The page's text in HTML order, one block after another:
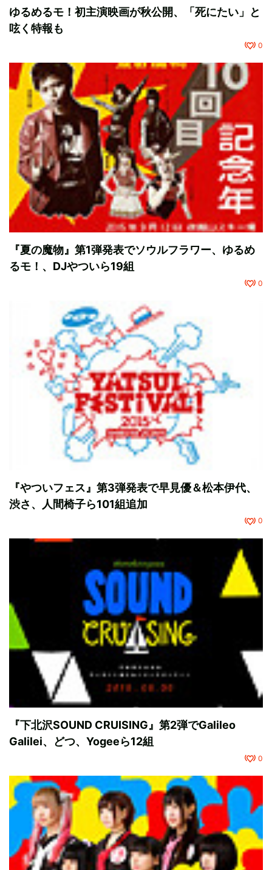
ゆるめるモ！初主演映画が秋公開、「死にたい」と
呟く特報も
0
『夏の魔物』第1弾発表でソウルフラワー、ゆるめ
るモ！、DJやついら19組
0
『やついフェス』第3弾発表で早見優＆松本伊代、
渋さ、人間椅子ら101組追加
0
『下北沢SOUND CRUISING』第2弾でGalileo
Galilei、どつ、Yogeeら12組
0